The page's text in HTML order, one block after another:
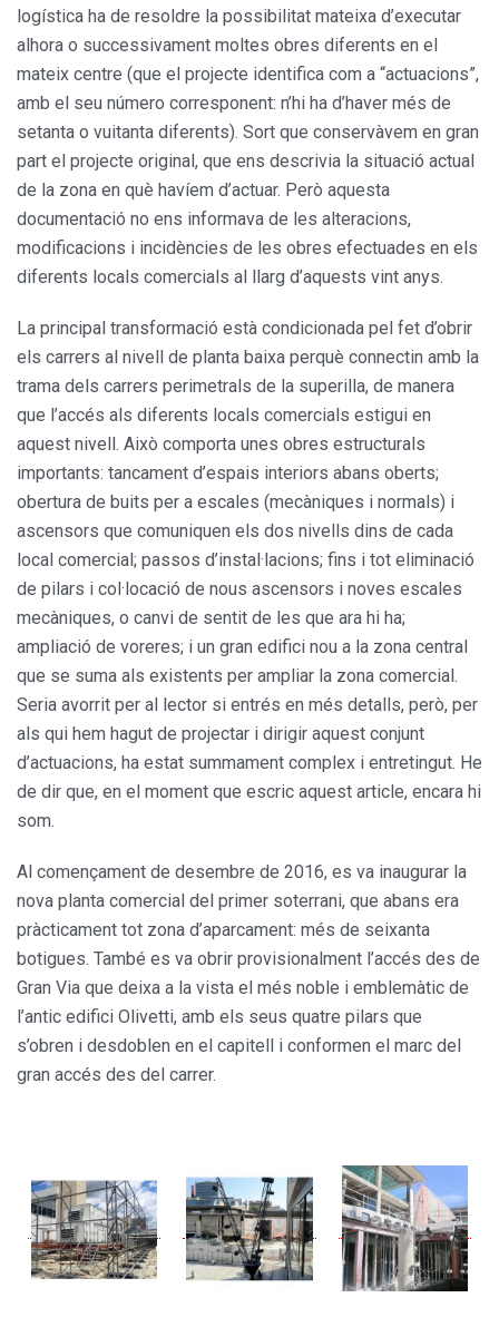
logística ha de resoldre la possibilitat mateixa d’executar
alhora o successivament moltes obres diferents en el
mateix centre (que el projecte identifica com a “actuacions”,
amb el seu número corresponent: n’hi ha d’haver més de
setanta o vuitanta diferents). Sort que conservàvem en gran
part el projecte original, que ens descrivia la situació actual
de la zona en què havíem d’actuar. Però aquesta
documentació no ens informava de les alteracions,
modificacions i incidències de les obres efectuades en els
diferents locals comercials al llarg d’aquests vint anys.
La principal transformació està condicionada pel fet d’obrir
els carrers al nivell de planta baixa perquè connectin amb la
trama dels carrers perimetrals de la superilla, de manera
que l’accés als diferents locals comercials estigui en
aquest nivell. Això comporta unes obres estructurals
importants: tancament d’espais interiors abans oberts;
obertura de buits per a escales (mecàniques i normals) i
ascensors que comuniquen els dos nivells dins de cada
local comercial; passos d’instal·lacions; fins i tot eliminació
de pilars i col·locació de nous ascensors i noves escales
mecàniques, o canvi de sentit de les que ara hi ha;
ampliació de voreres; i un gran edifici nou a la zona central
que se suma als existents per ampliar la zona comercial.
Seria avorrit per al lector si entrés en més detalls, però, per
als qui hem hagut de projectar i dirigir aquest conjunt
d’actuacions, ha estat summament complex i entretingut. He
de dir que, en el moment que escric aquest article, encara hi
som.
Al començament de desembre de 2016, es va inaugurar la
nova planta comercial del primer soterrani, que abans era
pràcticament tot zona d’aparcament: més de seixanta
botigues. També es va obrir provisionalment l’accés des de
Gran Via que deixa a la vista el més noble i emblemàtic de
l’antic edifici Olivetti, amb els seus quatre pilars que
s’obren i desdoblen en el capitell i conformen el marc del
gran accés des del carrer.